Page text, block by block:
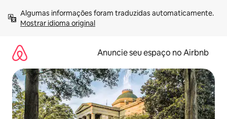
para
Mostrar idioma original
Anuncie seu espaço no Airbnb